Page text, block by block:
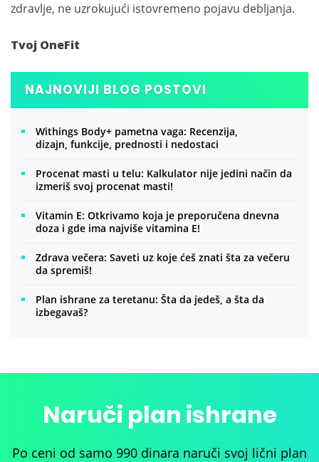
zdravlje, ne uzrokujući istovremeno pojavu debljanja.
Tvoj OneFit
NAJNOVIJI BLOG POSTOVI
Withings Body+ pametna vaga: Recenzija,
dizajn, funkcije, prednosti i nedostaci
Procenat masti u telu: Kalkulator nije jedini način da
izmeriš svoj procenat masti!
Vitamin E: Otkrivamo koja je preporučena dnevna
doza i gde ima najviše vitamina E!
Zdrava večera: Saveti uz koje ćeš znati šta za večeru
da spremiš!
Plan ishrane za teretanu: Šta da jedeš, a šta da
izbegavaš?
Naruči plan ishrane
Po ceni od samo 990 dinara naruči svoj lični plan